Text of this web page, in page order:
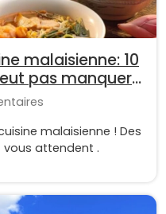
malaisienne: 10
pas manquer
malaisienne ! Des
vous attendent .